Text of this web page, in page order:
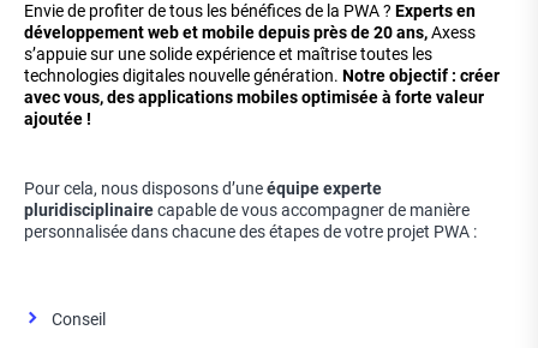
Envie de profiter de tous les bénéfices de la PWA ? Experts en
développement web et mobile depuis près de 20 ans,Axess
s’appuie sur une solide expérience et maîtrise toutes les
technologies digitales nouvelle génération. Notre objectif : créer
avec vous, des applications mobiles optimisée à forte valeur
ajoutée !
Pour cela, nous disposons d’uneéquipe experte
pluridisciplinairecapable de vous accompagner de manière
personnalisée dans chacune des étapes de votre projet PWA :
Conseil